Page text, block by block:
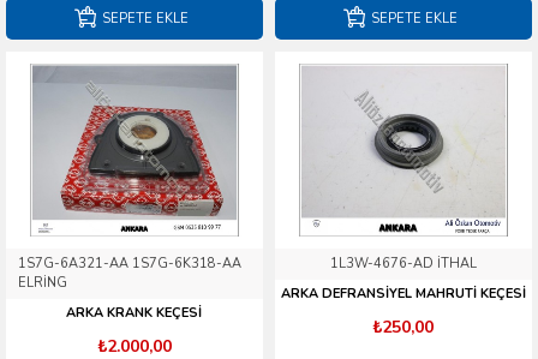
SEPETE EKLE SEPETE EKLE
1S7G-6A321-AA 1S7G-6K318-AA
ELRİNG
ARKA KRANK KEÇESİ
₺2.000,00
1L3W-4676-AD İTHAL
ARKA DEFRANSİYEL MAHRUTİ KEÇESİ
₺250,00